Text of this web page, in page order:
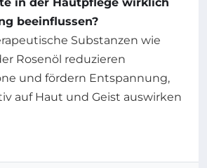
beeinflussen?
Substanzen wie
Rosenöl reduzieren
und fördern Entspannung,
auf Haut und Geist auswirken